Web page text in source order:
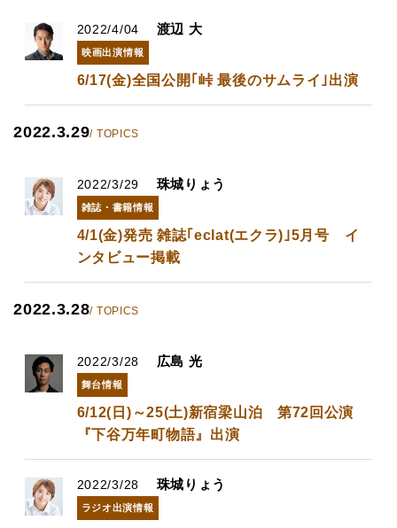
2022/4/04 渡辺 大
映画出演情報
6/17(金)全国公開｢峠 最後のサムライ｣出演
2022.3.29/ TOPICS
2022/3/29 珠城りょう
雑誌・書籍情報
4/1(金)発売 雑誌｢eclat(エクラ)｣5月号 イ
ンタビュー掲載
2022.3.28/ TOPICS
2022/3/28 広島 光
舞台情報
6/12(日)～25(土)​新宿梁山泊 第72回公演
『下谷万年町物語』出演
2022/3/28 珠城りょう
ラジオ出演情報